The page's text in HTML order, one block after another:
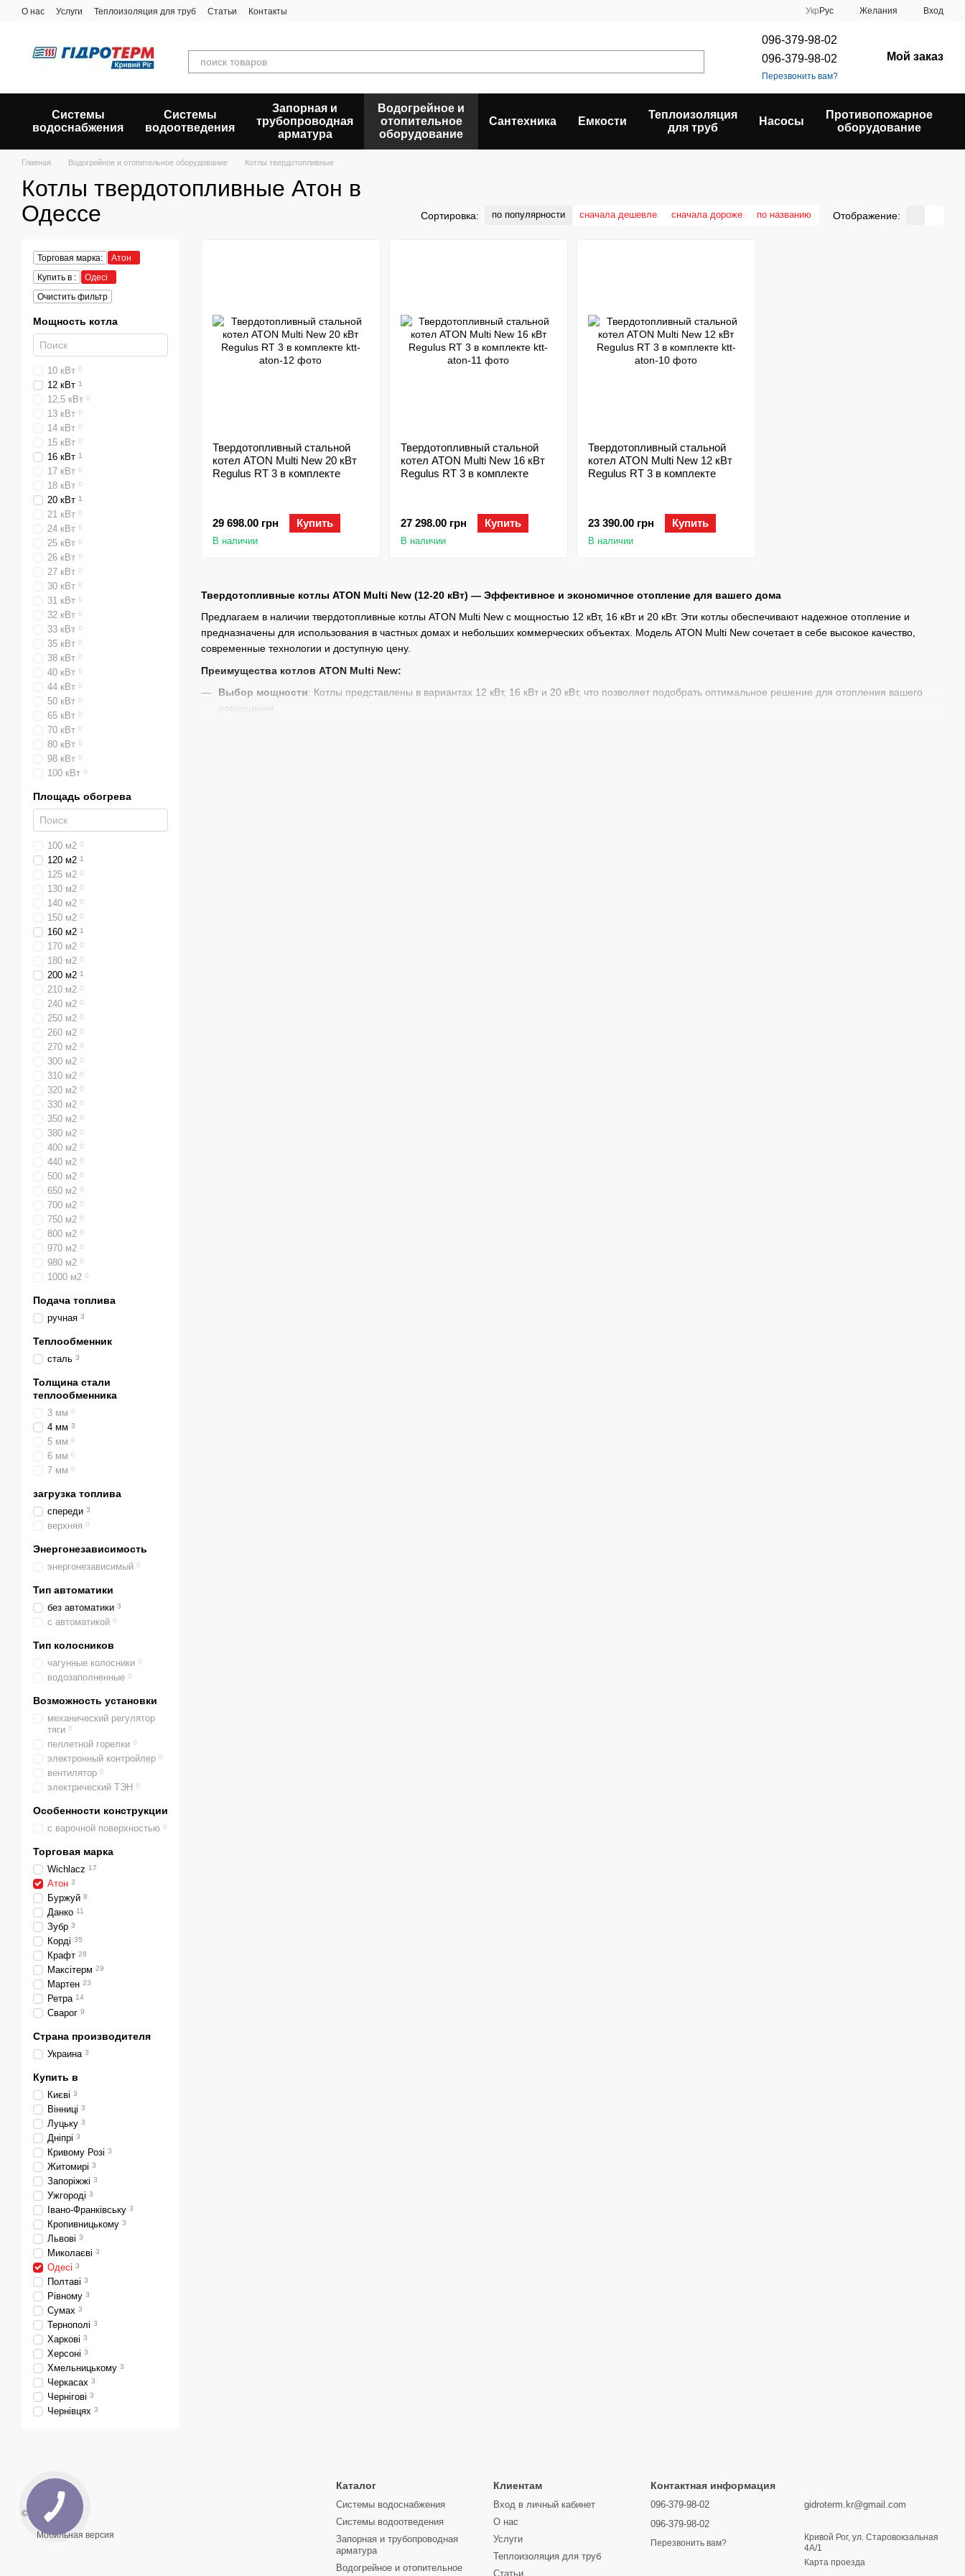
Перейти к основному контенту
О нас Услуги Теплоизоляция для труб Статьи Контакты Укр Рус Желания Вход
096-379-98-02
096-379-98-02
Перезвонить вам?
Мой заказ
Системы
водоснабжения
Системы
водоотведения
Запорная и
трубопроводная
арматура
Водогрейное и
отопительное
оборудование
Сантехника Емкости
Теплоизоляция
для труб
Насосы
Противопожарное
оборудование
Главная Водогрейное и отопительное оборудование Котлы твердотопливные
Котлы твердотопливные Атон в
Одессе
Сортировка: по популярности сначала дешевле сначала дороже по названию Отображение:
Твердотопливные котлы ATON Multi New (12-20 кВт) — Эффективное и экономичное отопление для вашего дома
Предлагаем в наличии твердотопливные котлы ATON Multi New с мощностью 12 кВт, 16 кВт и 20 кВт. Эти котлы обеспечивают надежное отопление и
предназначены для использования в частных домах и небольших коммерческих объектах. Модель ATON Multi New сочетает в себе высокое качество,
современные технологии и доступную цену.
Преимущества котлов ATON Multi New:
Выбор мощности: Котлы представлены в вариантах 12 кВт, 16 кВт и 20 кВт, что позволяет подобрать оптимальное решение для отопления вашего
помещения.
Твердотопливный стальной
котел ATON Multi New 20 кВт
Regulus RT 3 в комплекте
29 698.00 грн Купить
В наличии
Твердотопливный стальной
котел ATON Multi New 16 кВт
Regulus RT 3 в комплекте
27 298.00 грн Купить
В наличии
Твердотопливный стальной
котел ATON Multi New 12 кВт
Regulus RT 3 в комплекте
23 390.00 грн Купить
В наличии
Торговая марка:
Атон
Купить в :
Одесі
Очистить фильтр
Мощность котла
10 кВт 0
12 кВт 1
12,5 кВт 0
13 кВт 0
14 кВт 0
15 кВт 0
16 кВт 1
17 кВт 0
18 кВт 0
20 кВт 1
21 кВт 0
24 кВт 0
25 кВт 0
26 кВт 0
27 кВт 0
30 кВт 0
31 кВт 0
32 кВт 0
33 кВт 0
35 кВт 0
38 кВт 0
40 кВт 0
44 кВт 0
50 кВт 0
65 кВт 0
70 кВт 0
80 кВт 0
98 кВт 0
100 кВт 0
Площадь обогрева
100 м2 0
120 м2 1
125 м2 0
130 м2 0
140 м2 0
150 м2 0
160 м2 1
170 м2 0
180 м2 0
200 м2 1
210 м2 0
240 м2 0
250 м2 0
260 м2 0
270 м2 0
300 м2 0
310 м2 0
320 м2 0
330 м2 0
350 м2 0
380 м2 0
400 м2 0
440 м2 0
500 м2 0
650 м2 0
700 м2 0
750 м2 0
800 м2 0
970 м2 0
980 м2 0
1000 м2 0
Подача топлива
ручная 3
Теплообменник
сталь 3
Толщина стали
теплообменника
3 мм 0
4 мм 3
5 мм 0
6 мм 0
7 мм 0
загрузка топлива
спереди 3
верхняя 0
Энергонезависимость
энергонезависимый 0
Тип автоматики
без автоматики 3
с автоматикой 0
Тип колосников
чагунные колосники 0
водозаполненные 0
Возможность установки
механический регулятор
тяги 0
пеллетной горелки 0
электронный контройлер 0
вентилятор 0
электрический ТЭН 0
Особенности конструкции
с варочной поверхностью 0
Торговая марка
Wichlacz 17
Атон 3
Буржуй 8
Данко 11
Зубр 3
Корді 35
Крафт 28
Максітерм 29
Мартен 23
Ретра 14
Сварог 9
Страна производителя
Украина 3
Купить в
Києві 3
Вінниці 3
Луцьку 3
Дніпрі 3
Кривому Розі 3
Житомирі 3
Запоріжжі 3
Ужгороді 3
Івано-Франківську 3
Кропивницькому 3
Львові 3
Миколаєві 3
Одесі 3
Полтаві 3
Рівному 3
Сумах 3
Тернополі 3
Харкові 3
Херсоні 3
Хмельницькому 3
Черкасах 3
Чернігові 3
Чернівцях 3
© 2026
Мобильная версия
Каталог
Системы водоснабжения
Системы водоотведения
Запорная и трубопроводная
арматура
Водогрейное и отопительное
Клиентам
Вход в личный кабинет
О нас
Услуги
Теплоизоляция для труб
Статьи
Контактная информация
096-379-98-02
096-379-98-02
Перезвонить вам?
gidroterm.kr@gmail.com
Кривой Рог, ул. Старовокзальная
4А/1
Карта проезда